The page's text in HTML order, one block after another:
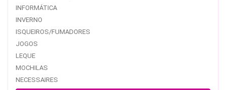
INFORMÁTICA
INVERNO
ISQUEIROS/FUMADORES
JOGOS
LEQUE
MOCHILAS
NECESSAIRES